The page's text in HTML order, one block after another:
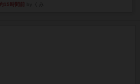
約15時間前